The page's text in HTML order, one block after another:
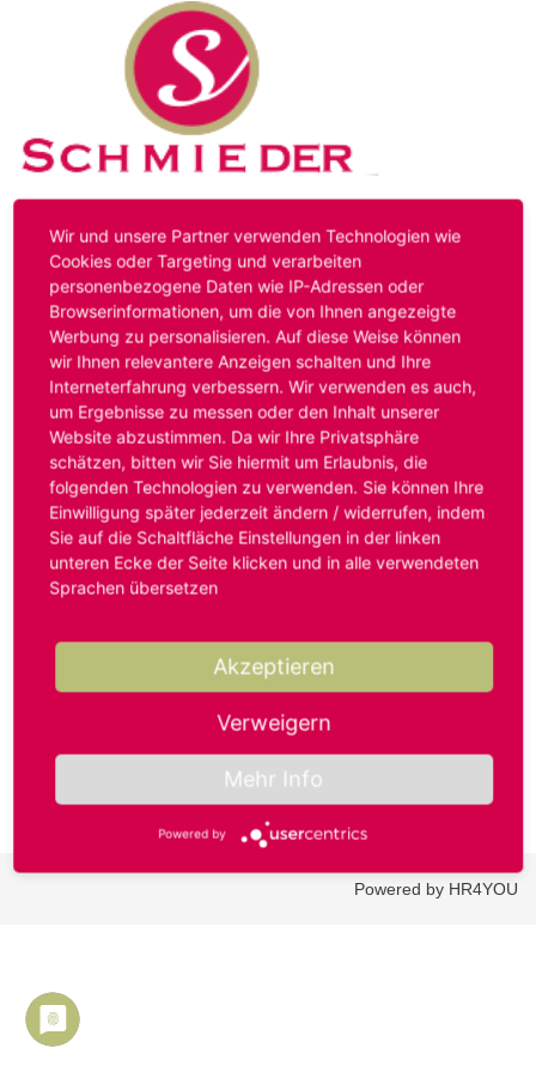
Kontakt Impressum Datenschutz
Hinweis:Das von ihnen aufgerufene Stellenangebot ist
bereits ausgelaufen. Alternative Stellenanzeigen finden
Sie unter:
www.schmieder-personal.de/stellenangebote
Oder Sie bewerben sich
initiativund wir suchen für Sie
passende Stellenangebote.
Anmelden
Benutzername oder E-Mail-Adresse*
Passwort*
Powered by HR4YOU
Wir und unsere Partner verwenden Technologien wie
Cookies oder Targeting und verarbeiten
personenbezogene Daten wie IP-Adressen oder
Browserinformationen, um die von Ihnen angezeigte
Werbung zu personalisieren. Auf diese Weise können
wir Ihnen relevantere Anzeigen schalten und Ihre
Interneterfahrung verbessern. Wir verwenden es auch,
um Ergebnisse zu messen oder den Inhalt unserer
Website abzustimmen. Da wir Ihre Privatsphäre
schätzen, bitten wir Sie hiermit um Erlaubnis, die
folgenden Technologien zu verwenden. Sie können Ihre
Einwilligung später jederzeit ändern / widerrufen, indem
Sie auf die Schaltfläche Einstellungen in der linken
unteren Ecke der Seite klicken und in alle verwendeten
Sprachen übersetzen
Akzeptieren
Verweigern
Mehr Info
Powered by